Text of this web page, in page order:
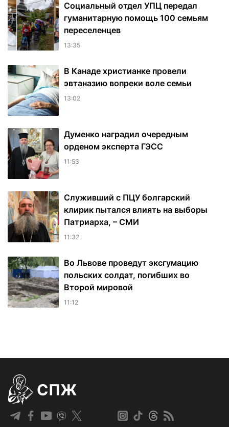
Социальный отдел УПЦ передал
гуманитарную помощь 100 семьям
переселенцев
13:35
В Канаде христианке провели
эвтаназию вопреки воле семьи
13:02
Думенко наградил очередным
орденом эксперта ГЭСС
11:53
Служивший с ПЦУ болгарский
клирик пытался влиять на выборы
Патриарха, – СМИ
11:32
Во Львове проведут эксгумацию
польских солдат, погибших во
Второй мировой
11:12
СПЖ